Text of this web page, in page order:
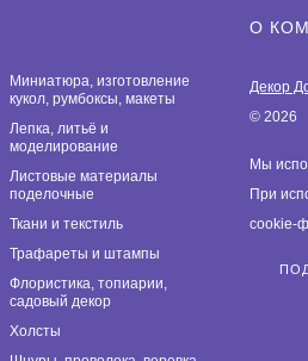
Миниатюра, изготовление
кукол, румбоксы, макеты
Лепка, литьё и
моделирование
Листовые материалы
поделочные
Ткани и текстиль
Трафареты и штампы
Флористика, топиарии,
садовый декор
Холсты
О
Декор
© 2026
Мы
При
cookie-